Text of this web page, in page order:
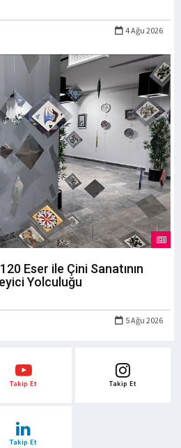
4 Ağu 2026
Eser ile Çini Sanatının
Yolculuğu
5 Ağu 2026
Takip Et Takip Et
Takip Et